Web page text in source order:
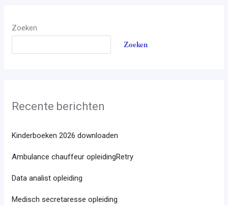
Zoeken
Zoeken
Recente berichten
Kinderboeken 2026 downloaden
Ambulance chauffeur opleidingRetry
Data analist opleiding
Medisch secretaresse opleiding